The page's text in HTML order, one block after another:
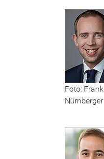
Foto: Frank
Nürnberger